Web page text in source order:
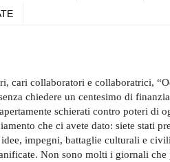
cari collaboratori e collaboratrici,
chiedere un centesimo di
schierati contro poteri di
che ci avete dato: siete stati
impegni, battaglie culturali e
Non sono molti i giornali che